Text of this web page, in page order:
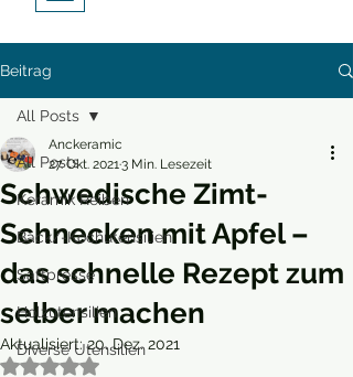
Beitrag
All Posts
Keramik Reiben
Back/-Kochutensilien
Saftpresse
Holzutensilien
Diverse Utensilien
All Posts
Schwedische Zimt-
Schnecken mit Apfel –
das schnelle Rezept zum
selber machen
Anckeramic
27. Okt. 20213 Min. Lesezeit
Aktualisiert:20. Dez. 2021
Mit NaN von 5 Sternen bewertet.